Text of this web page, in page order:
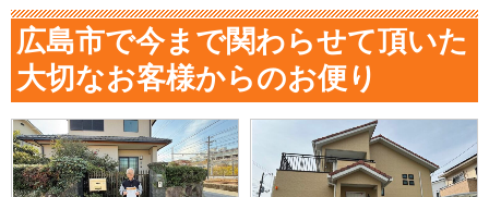
広島市で今まで関わらせて頂いた
大切なお客様からのお便り